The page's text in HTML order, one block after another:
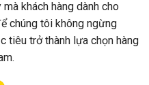
khách hàng dành cho
chúng tôi không ngừng
tiêu trở thành lựa chọn hàng